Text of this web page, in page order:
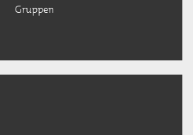
Gruppen